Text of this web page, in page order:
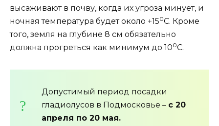
высаживают в почву, когда их угроза минует, и
ночная температура будет около +150С. Кроме
того, земля на глубине 8 см обязательно
должна прогреться как минимум до 100С.
Допустимый период посадки
гладиолусов в Подмосковье – с 20
апреля по 20 мая.